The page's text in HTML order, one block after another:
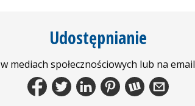
Udostępnianie
w mediach społecznościowych lub na email
Facebook Tweet LinkedIn Pinterest Wykop.pl